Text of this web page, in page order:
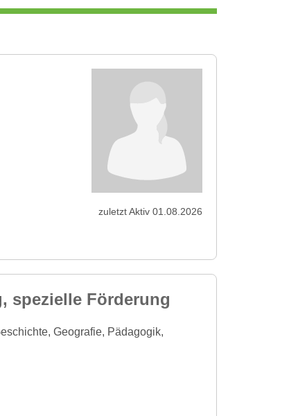
zuletzt Aktiv 01.08.2026
spezielle Förderung
Geografie, Pädagogik,